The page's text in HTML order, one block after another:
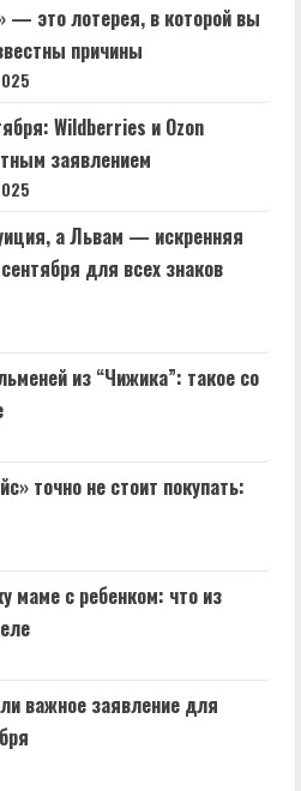
— это лотерея, в которой вы
причины
Wildberries и Ozon
заявлением
а Львам — искренняя
для всех знаков
из “Чижика”: такое со
точно не стоит покупать:
маме с ребенком: что из
важное заявление для